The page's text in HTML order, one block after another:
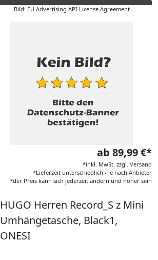
Bild: EU Advertising API License Agreement
ab 89,99 €*
*inkl. MwSt. zzgl. Versand
*Lieferzeit unterschiedlich - je nach Anbieter
*der Preis kann sich jederzeit ändern und höher sein
HUGO Herren Record_S z Mini
Umhängetasche, Black1,
ONESI